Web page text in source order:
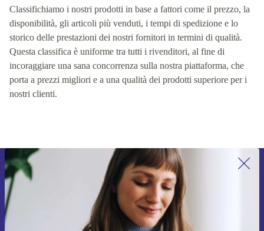
Classifichiamo i nostri prodotti in base a fattori come il prezzo, la
disponibilità, gli articoli più venduti, i tempi di spedizione e lo
storico delle prestazioni dei nostri fornitori in termini di qualità.
Questa classifica è uniforme tra tutti i rivenditori, al fine di
incoraggiare una sana concorrenza sulla nostra piattaforma, che
porta a prezzi migliori e a una qualità dei prodotti superiore per i
nostri clienti.
Iscriviti per la prima volta alla nostra
newsletter e ottieni 15€ di sconto!
Non farti più scappare le migliori offerte.